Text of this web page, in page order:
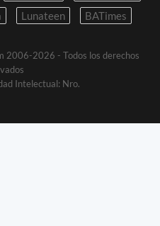
Lunateen BATimes
2006-2026 - Todos los derechos
Intelectual: Nro.